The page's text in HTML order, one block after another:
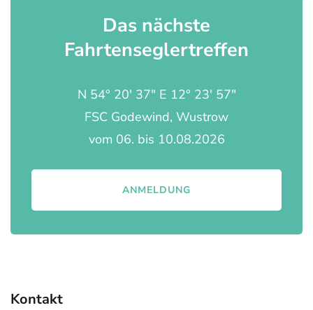
Das nächste
Fahrtenseglertreffen
N 54° 20' 37" E 12° 23' 57"
FSC Godewind, Wustrow
vom 06. bis 10.08.2026
ANMELDUNG
Kontakt